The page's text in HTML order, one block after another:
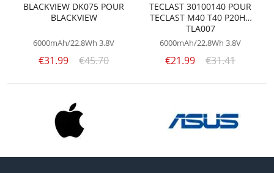
BLACKVIEW DK075 POUR
BLACKVIEW
6000mAh/22.8Wh 3.8V
€31.99 €45.70
TECLAST 30100140 POUR
TECLAST M40 T40 P20HD
TLA007
6000mAh/22.8Wh 3.8V
€21.99 €31.41